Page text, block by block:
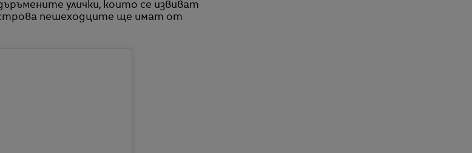
улички, които се извиват
пешеходците ще имат от